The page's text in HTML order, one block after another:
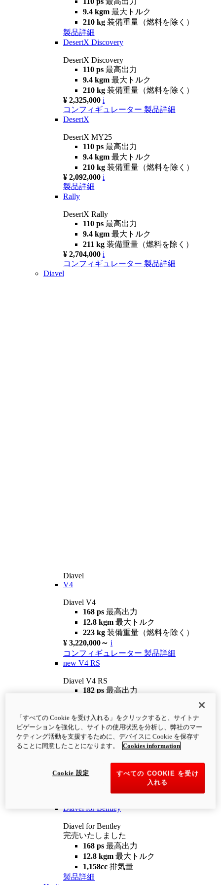
9.4 kgm 最大トルク
210 kg 装備重量（燃料を除く）
製品詳細
DesertX Discovery
DesertX Discovery
110 ps 最高出力
9.4 kgm 最大トルク
210 kg 装備重量（燃料を除く）
¥ 2,325,000 i
コンフィギュレーター 製品詳細
DesertX
DesertX MY25
110 ps 最高出力
9.4 kgm 最大トルク
210 kg 装備重量（燃料を除く）
¥ 2,092,000 i
製品詳細
Rally
DesertX Rally
110 ps 最高出力
9.4 kgm 最大トルク
211 kg 装備重量（燃料を除く）
¥ 2,704,000 i
コンフィギュレーター 製品詳細
Diavel
Diavel
V4
Diavel V4
168 ps 最高出力
12.8 kgm 最大トルク
223 kg 装備重量（燃料を除く）
¥ 3,220,000～ i
コンフィギュレーター 製品詳細
new V4 RS
Diavel V4 RS
182 ps 最高出力
¥4,400,000 i
コンフィギュレーター 製品詳細
newV4 RS 100
12.2 kgm
最大トルク
装備重量（燃料を除く）
Diavel for Bentley
Diavel for Bentley
完売いたしました
168 ps 最高出力
12.8 kgm 最大トルク
1,158cc 排気量
製品詳細
「すべての Cookie を受け入れる」をクリックすると、サイトナ
ビゲーションを強化し、サイトの使用状況を分析し、弊社のマー
ケティング活動を支援するために、デバイスに Cookie を保存す
ることに同意したことになります。
Cookies information
すべての COOKIE を受け
入れる
Cookie 設定